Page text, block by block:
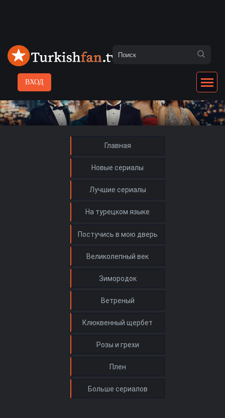
ВХОД
Главная
Новые сериалы
Лучшие сериалы
На турецком языке